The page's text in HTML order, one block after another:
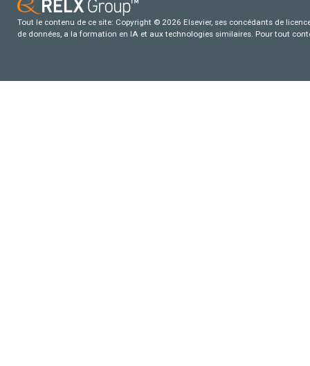
Tout le contenu de ce site: Copyright © 2026 Elsevier, ses concédants de
de données, a la formation en IA et aux technologies similaires. Pour tout